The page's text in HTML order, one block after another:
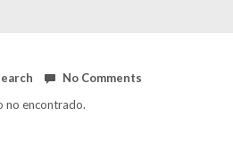
No Comments
no encontrado.